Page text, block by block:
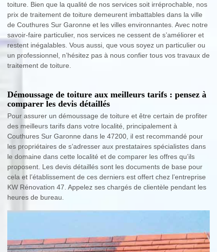
toiture. Bien que la qualité de nos services soit irréprochable, nos
prix de traitement de toiture demeurent imbattables dans la ville
de Couthures Sur Garonne et les villes environnantes. Avec notre
savoir-faire particulier, nos services ne cessent de s’améliorer et
restent inégalables. Vous aussi, que vous soyez un particulier ou
un professionnel, n’hésitez pas à nous confier tous vos travaux de
traitement de toiture.
Démoussage de toiture aux meilleurs tarifs : pensez à
comparer les devis détaillés
Pour assurer un démoussage de toiture et être certain de profiter
des meilleurs tarifs dans votre localité, principalement à
Couthures Sur Garonne dans le 47200, il est recommandé pour
les propriétaires de s’adresser aux prestataires spécialistes dans
le domaine dans cette localité et de comparer les offres qu’ils
proposent. Les devis détaillés sont les documents de base pour
cela et l’établissement de ces derniers est offert chez l’entreprise
KW Rénovation 47. Appelez ses chargés de clientèle pendant les
heures de bureau.